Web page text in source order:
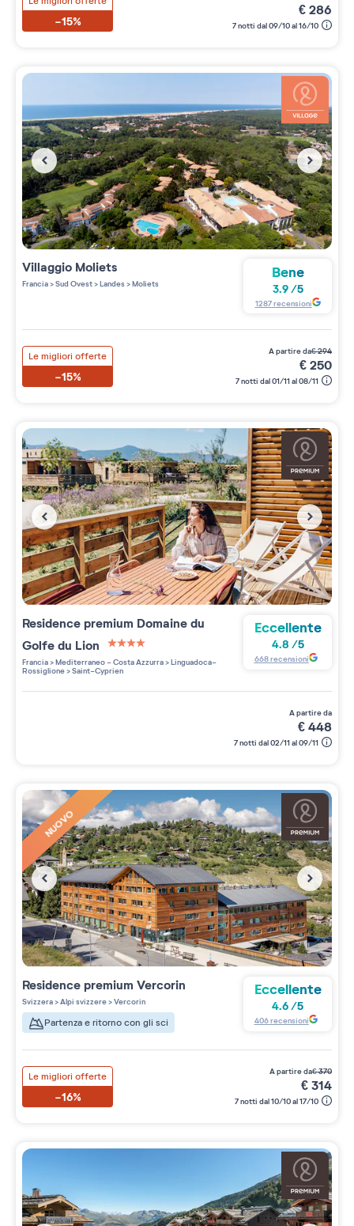
-15%
€286
7 notti dal 09/10 al 16/10
Villaggio Moliets
Francia>Sud Ovest>Landes>Moliets
Bene
3.9/5
1287recensioni
Le migliori offerte
-15%
a partire da€294
€250
7 notti dal 01/11 al 08/11
Residence premium Domaine du
Golfe du Lion
4 étoiles sur 5
Francia>Mediterraneo - Costa Azzurra>Linguadoca-
Rossiglione>Saint-Cyprien
Eccellente
4.8 /5
668recensioni
a partire da
€448
7 notti dal 02/11 al 09/11
NUOVO
Residence premium Vercorin
Svizzera>Alpi svizzere>Vercorin
Partenza e ritorno con gli sci
Eccellente
4.6/5
406recensioni
Le migliori offerte
-16%
a partire da€370
€314
7 notti dal 10/10 al 17/10